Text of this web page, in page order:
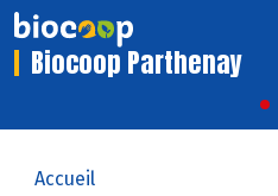
Biocoop Parthenay
Accueil